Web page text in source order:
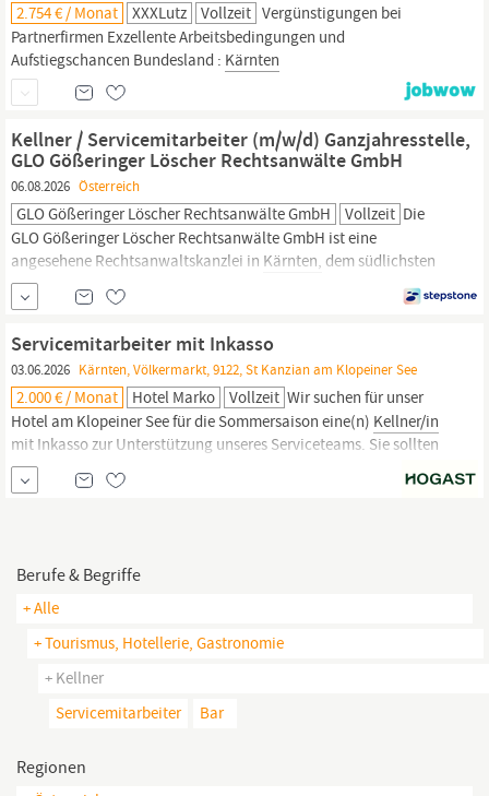
2.754 € / Monat XXXLutz Vollzeit Vergünstigungen bei
Partnerfirmen Exzellente Arbeitsbedingungen und
Aufstiegschancen Bundesland : Kärnten
Kellner / Servicemitarbeiter (m/w/d) Ganzjahresstelle,
GLO Gößeringer Löscher Rechtsanwälte GmbH
06.08.2026 Österreich
GLO Gößeringer Löscher Rechtsanwälte GmbH Vollzeit Die
GLO Gößeringer Löscher Rechtsanwälte GmbH ist eine
angesehene Rechtsanwaltskanzlei in Kärnten, dem südlichsten
Bundesland Österreichs. Spezialisiert auf die Fachgebiete
Wirtschaftsrecht, Baurecht, Zivilrecht, Arbeitsrecht, Familienrecht
Unternehmensstandpunkt in Klagenfurt
Servicemitarbeiter mit Inkasso
03.06.2026 Kärnten, Völkermarkt, 9122, St Kanzian am Klopeiner See
2.000 € / Monat Hotel Marko Vollzeit Wir suchen für unser
Hotel am Klopeiner See für die Sommersaison eine(n) Kellner/in
mit Inkasso zur Unterstützung unseres Serviceteams. Sie sollten
Spaß daran haben, in einem familiär geführten Haus am
wärmsten Badesee Europas mit bis zu 28 °C Wassertemperatur im
Berufe & Begriffe
+ Alle
+ Tourismus, Hotellerie, Gastronomie
+ Kellner
Servicemitarbeiter
Bar
Regionen